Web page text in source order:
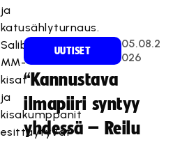
ja
katusählyturnaus.
Salibandyn
MM-
kisat
ja
kisakumppanit
esittäytyvät
UUTISET
05.08.2
026
“Kannustava
ilmapiiri syntyy
yhdessä – Reilu